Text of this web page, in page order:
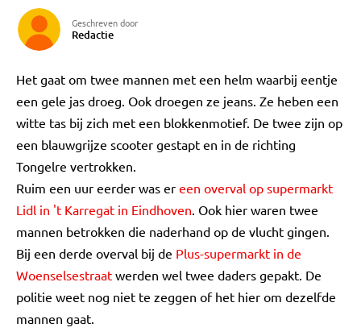
Geschreven door
Redactie
Het gaat om twee mannen met een helm waarbij eentje
een gele jas droeg. Ook droegen ze jeans. Ze heben een
witte tas bij zich met een blokkenmotief. De twee zijn op
een blauwgrijze scooter gestapt en in de richting
Tongelre vertrokken.
Ruim een uur eerder was er een overval op supermarkt
Lidl in 't Karregat in Eindhoven. Ook hier waren twee
mannen betrokken die naderhand op de vlucht gingen.
Bij een derde overval bij de Plus-supermarkt in de
Woenselsestraat werden wel twee daders gepakt. De
politie weet nog niet te zeggen of het hier om dezelfde
mannen gaat.